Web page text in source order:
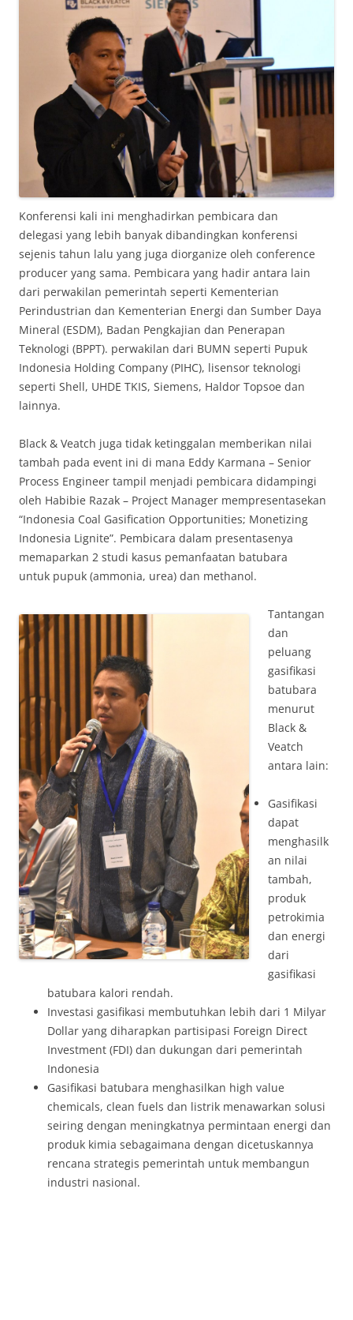
Konferensi kali ini menghadirkan pembicara dan
delegasi yang lebih banyak dibandingkan konferensi
sejenis tahun lalu yang juga diorganize oleh conference
producer yang sama. Pembicara yang hadir antara lain
dari perwakilan pemerintah seperti Kementerian
Perindustrian dan Kementerian Energi dan Sumber Daya
Mineral (ESDM), Badan Pengkajian dan Penerapan
Teknologi (BPPT). perwakilan dari BUMN seperti Pupuk
Indonesia Holding Company (PIHC), lisensor teknologi
seperti Shell, UHDE TKIS, Siemens, Haldor Topsoe dan
lainnya.
Black & Veatch juga tidak ketinggalan memberikan nilai
tambah pada event ini di mana Eddy Karmana – Senior
Process Engineer tampil menjadi pembicara didampingi
oleh Habibie Razak – Project Manager mempresentasekan
“Indonesia Coal Gasification Opportunities; Monetizing
Indonesia Lignite”. Pembicara dalam presentasenya
memaparkan 2 studi kasus pemanfaatan batubara
untuk pupuk (ammonia, urea) dan methanol.
Tantangan
dan
peluang
gasifikasi
batubara
menurut
Black &
Veatch
antara lain:
Gasifikasi
dapat
menghasilk
an nilai
tambah,
produk
petrokimia
dan energi
dari
gasifikasi
batubara kalori rendah.
Investasi gasifikasi membutuhkan lebih dari 1 Milyar
Dollar yang diharapkan partisipasi Foreign Direct
Investment (FDI) dan dukungan dari pemerintah
Indonesia
Gasifikasi batubara menghasilkan high value
chemicals, clean fuels dan listrik menawarkan solusi
seiring dengan meningkatnya permintaan energi dan
produk kimia sebagaimana dengan dicetuskannya
rencana strategis pemerintah untuk membangun
industri nasional.